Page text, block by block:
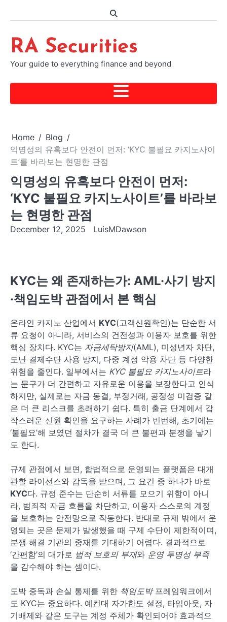
RA Securities
Your guide to everything finance and beyond
Home
Blog
익명성의 유혹보다 안전이 먼저: ‘KYC 불필요 카지노사이
트’를 바라보는 현명한 관점
익명성의 유혹보다 안전이 먼저:
‘KYC 불필요 카지노사이트’를 바라보
는 현명한 관점
December 12, 2025 LuisMDawson
KYC는 왜 존재하는가: AML·사기 방지
·책임도박 관점에서 본 핵심
온라인 카지노 산업에서 KYC(고객신원확인)는 단순한 서
류 요청이 아니라, 서비스의 건전성과 이용자 보호를 위한
핵심 장치다. KYC는 자금세탁방지(AML), 미성년자 차단,
도난 결제수단 사용 방지, 다중 계정 악용 차단 등 다양한
위험을 줄인다. 일부에서는 KYC 불필요 카지노사이트라
는 문구가 더 간편하고 자유로운 이용을 보장한다고 인식
하지만, 실제로는 자금 동결, 부정거래, 공정성 미검증 같
은 더 큰 리스크를 초래하기 쉽다. 특히 출금 단계에서 갑
작스러운 신원 확인을 요구하는 사례가 빈번해, 초기에는
‘불필요’해 보였던 절차가 결국 더 큰 불편과 분쟁을 낳기
도 한다.
규제 관점에서 보면, 합법적으로 운영되는 플랫폼은 대개
관할 라이선스와 감독을 받으며, 그 요건 중 하나가 바로
KYC다. 규정 준수는 단순히 서류를 모으기 위함이 아니
라, 범죄적 자금 흐름을 차단하고, 이용자 스스로의 계정
을 보호하는 안전망으로 작동한다. 반대로 규제 밖에서 운
영되는 곳은 문제가 발생했을 때 구제 수단이 제한적이며,
분쟁 해결 기관의 중재를 기대하기 어렵다. 결과적으로
‘간편함’의 대가로 법적 보호의 부재와 운영 투명성 부족
을 감수해야 하는 셈이다.
도박 중독과 손실 통제를 위한 책임도박프레임워크에서
도 KYC는 중요하다. 예컨대 자가한도 설정, 타임아웃, 자
기배제와 같은 도구는 계정 주체가 확인되어야 효과적으